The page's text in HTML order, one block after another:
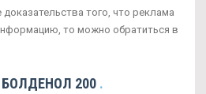
того, что реклама
то можно обратиться в
200 .